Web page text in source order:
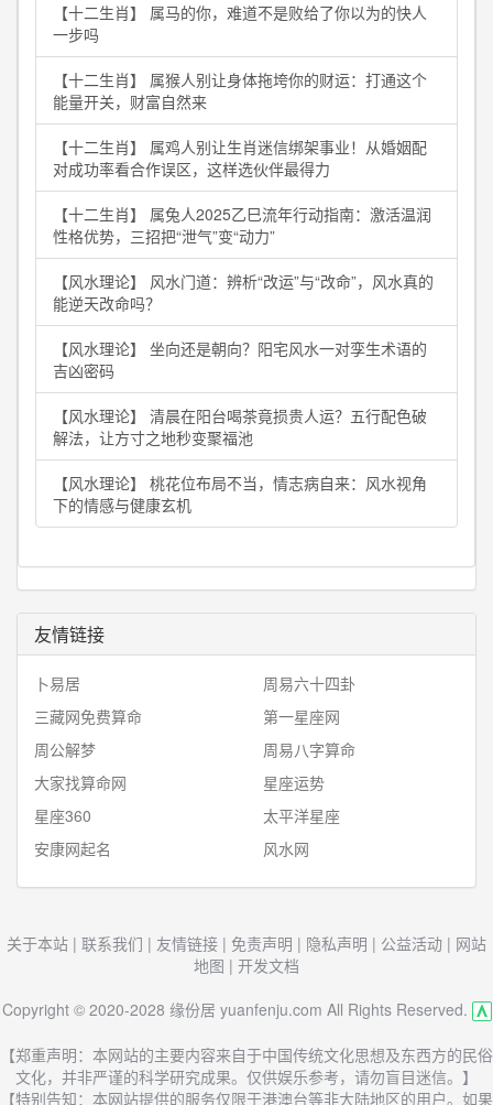
【十二生肖】 属马的你，难道不是败给了你以为的快人
一步吗
【十二生肖】 属猴人别让身体拖垮你的财运：打通这个
能量开关，财富自然来
【十二生肖】 属鸡人别让生肖迷信绑架事业！从婚姻配
对成功率看合作误区，这样选伙伴最得力
【十二生肖】 属兔人2025乙巳流年行动指南：激活温润
性格优势，三招把“泄气”变“动力”
【风水理论】 风水门道：辨析“改运”与“改命”，风水真的
能逆天改命吗？
【风水理论】 坐向还是朝向？阳宅风水一对孪生术语的
吉凶密码
【风水理论】 清晨在阳台喝茶竟损贵人运？五行配色破
解法，让方寸之地秒变聚福池
【风水理论】 桃花位布局不当，情志病自来：风水视角
下的情感与健康玄机
友情链接
卜易居
周易六十四卦
三藏网免费算命
第一星座网
周公解梦
周易八字算命
大家找算命网
星座运势
星座360
太平洋星座
安康网起名
风水网
关于本站 | 联系我们 | 友情链接 | 免责声明 | 隐私声明 | 公益活动 | 网站
地图 | 开发文档
Copyright © 2020-2028 缘份居 yuanfenju.com All Rights Reserved.
【郑重声明：本网站的主要内容来自于中国传统文化思想及东西方的民俗
文化，并非严谨的科学研究成果。仅供娱乐参考，请勿盲目迷信。】
【特别告知：本网站提供的服务仅限于港澳台等非大陆地区的用户。如果